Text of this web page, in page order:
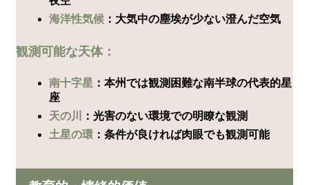
海洋性気候 ：大気中の塵埃が少ない澄んだ空気
観測可能な天体：
南十字星 ：本州では観測困難な南半球の代表的星
座
天の川
：光害のない環境での明瞭な観測
土星の環 ：条件が良ければ肉眼でも観測可能